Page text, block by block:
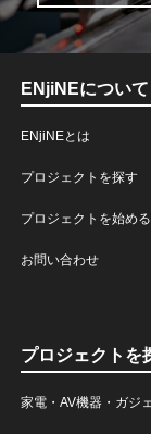
ENjiNEについて
ENjiNEとは
プロジェクトを探す
プロジェクトを始める
お問い合わせ
プロジェクトを
家電・AV機器・ガジ